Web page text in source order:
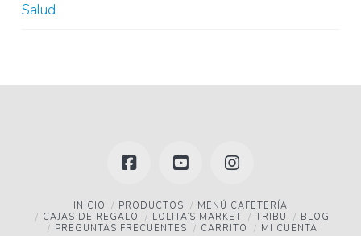
Salud
FacebookYouTubeInstagram
INICIO PRODUCTOS
MENÚ CAFETERÍA
CAJAS DE REGALO
LOLITA’S MARKET TRIBU
BLOG
PREGUNTAS FRECUENTES
CARRITO MI CUENTA